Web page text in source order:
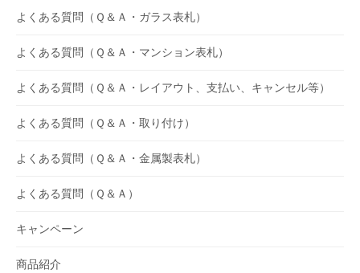
よくある質問（Ｑ＆Ａ・ガラス表札）
よくある質問（Ｑ＆Ａ・マンション表札）
よくある質問（Ｑ＆Ａ・レイアウト、支払い、キャンセル等）
よくある質問（Ｑ＆Ａ・取り付け）
よくある質問（Ｑ＆Ａ・金属製表札）
よくある質問（Ｑ＆Ａ）
キャンペーン
商品紹介